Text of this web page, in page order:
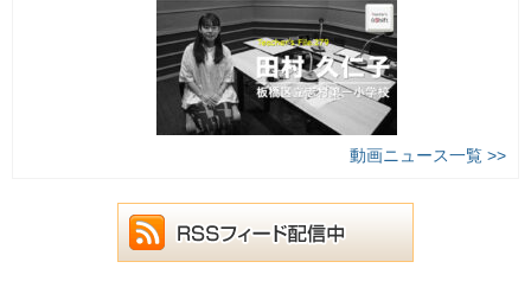
動画ニュース一覧 >>